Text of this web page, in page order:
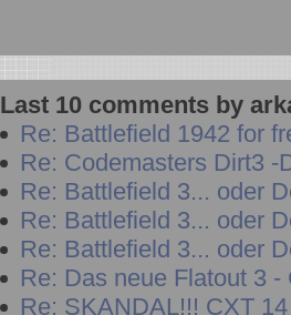
Last 10 comments by
Re: Battlefield 1942 for
Re: Codemasters Dirt3 -
Re: Battlefield 3... oder
Re: Battlefield 3... oder
Re: Battlefield 3... oder
Re: Das neue Flatout 3
Re: SKANDAL!!! CXT